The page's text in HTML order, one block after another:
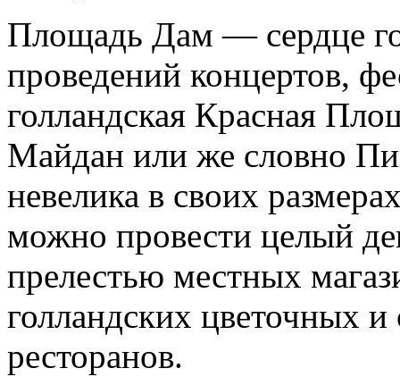
Площадь Дам — сердце
проведений концертов,
голландская Красная
Майдан или же словно
невелика в своих
можно провести целый
прелестью местных
голландских цветочных
ресторанов.